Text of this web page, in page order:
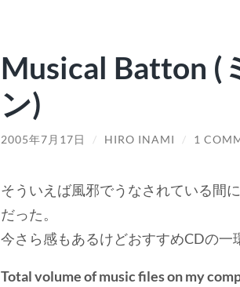
Musical Batton (
ン)
2005年7月17日 / HIRO INAMI / 1
そういえば風邪でうなされている間
だった。
今さら感もあるけどおすすめCDの一
Total volume of music files on my